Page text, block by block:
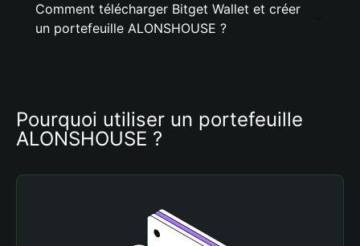
Comment télécharger Bitget Wallet et créer
un portefeuille ALONSHOUSE ?
Pourquoi utiliser un portefeuille
ALONSHOUSE ?